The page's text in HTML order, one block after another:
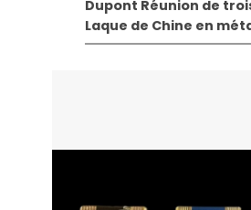
Dupont Réunion de
Laque de Chine en